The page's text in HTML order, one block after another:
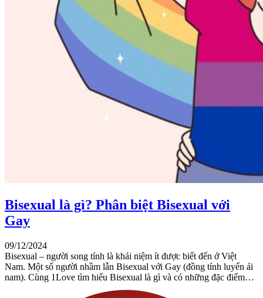
Bisexual là gì? Phân biệt Bisexual với
Gay
09/12/2024
Bisexual – người song tính là khái niệm ít được biết đến ở Việt
Nam. Một số người nhầm lẫn Bisexual với Gay (đồng tính luyến ái
nam). Cùng 1Love tìm hiểu Bisexual là gì và có những đặc điểm…